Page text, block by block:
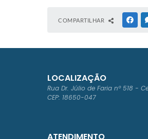
COMPARTILHAR
LOCALIZAÇÃO
Rua Dr. Júlio de Faria nº 518 -
CEP: 18650-047